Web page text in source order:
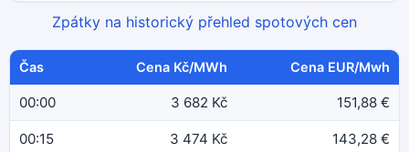
Zpátky na historický přehled spotových cen
Čas Cena Kč/MWh Cena EUR/Mwh
00:00 3 682 Kč 151,88 €
00:15 3 474 Kč 143,28 €